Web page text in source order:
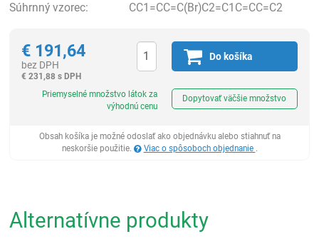
Súhrnný vzorec:
CC1=CC=C(Br)C2=C1C=CC=C2
€ 191,64
bez DPH
€ 231,88 s DPH
Do košíka
Priemyselné množstvo látok za
výhodnú cenu
Dopytovať väčšie množstvo
Obsah košíka je možné odoslať ako objednávku alebo stiahnuť na
neskoršie použitie.
Viac o spôsoboch objednanie .
Alternatívne produkty